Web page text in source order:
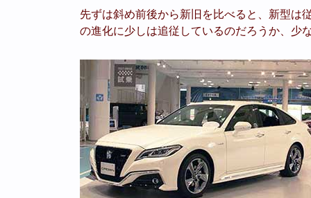
先ずは斜め前後から新旧を比べると、新型は
の進化に少しは追従しているのだろうか、少